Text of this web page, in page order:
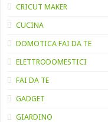
CRICUT MAKER
CUCINA
DOMOTICA FAI DA TE
ELETTRODOMESTICI
FAI DA TE
GADGET
GIARDINO